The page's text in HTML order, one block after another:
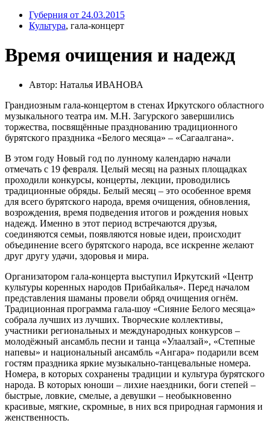
Губерния от 24.03.2015
Культура, гала-концерт
Время очищения и надежд
Автор: Наталья ИВАНОВА
Грандиозным гала-концертом в стенах Иркутского областного
музыкального театра им. М.Н. Загурского завершились
торжества, посвящённые празднованию традиционного
бурятского праздника «Белого месяца» – «Сагаалгана».
В этом году Новый год по лунному календарю начали
отмечать с 19 февраля. Целый месяц на разных площадках
проходили конкурсы, концерты, лекции, проводились
традиционные обряды. Белый месяц – это особенное время
для всего бурятского народа, время очищения, обновления,
возрождения, время подведения итогов и рождения новых
надежд. Именно в этот период встречаются друзья,
соединяются семьи, появляются новые идеи, происходит
объединение всего бурятского народа, все искренне желают
друг другу удачи, здоровья и мира.
Организатором гала-концерта выступил Иркутский «Центр
культуры коренных народов Прибайкалья». Перед началом
представления шаманы провели обряд очищения огнём.
Традиционная программа гала-шоу «Сияние Белого месяца»
собрала лучших из лучших. Творческие коллективы,
участники региональных и международных конкурсов –
молодёжный ансамбль песни и танца «Улаалзай», «Степные
напевы» и национальный ансамбль «Ангара» подарили всем
гостям праздника яркие музыкально-танцевальные номера.
Номера, в которых сохранены традиции и культура бурятского
народа. В которых юноши – лихие наездники, боги степей –
быстрые, ловкие, смелые, а девушки – необыкновенно
красивые, мягкие, скромные, в них вся природная гармония и
женственность.